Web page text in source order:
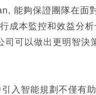
能夠保證團隊在面
成本監控和效益分
可以做出更明智決
入智能規劃不僅有